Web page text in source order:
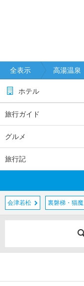
北
陸
東
海
近
中
四
国
全表示 高湯温泉
ホテル
旅行ガイド
グルメ
旅行記
会津若松 裏磐梯・猫魔